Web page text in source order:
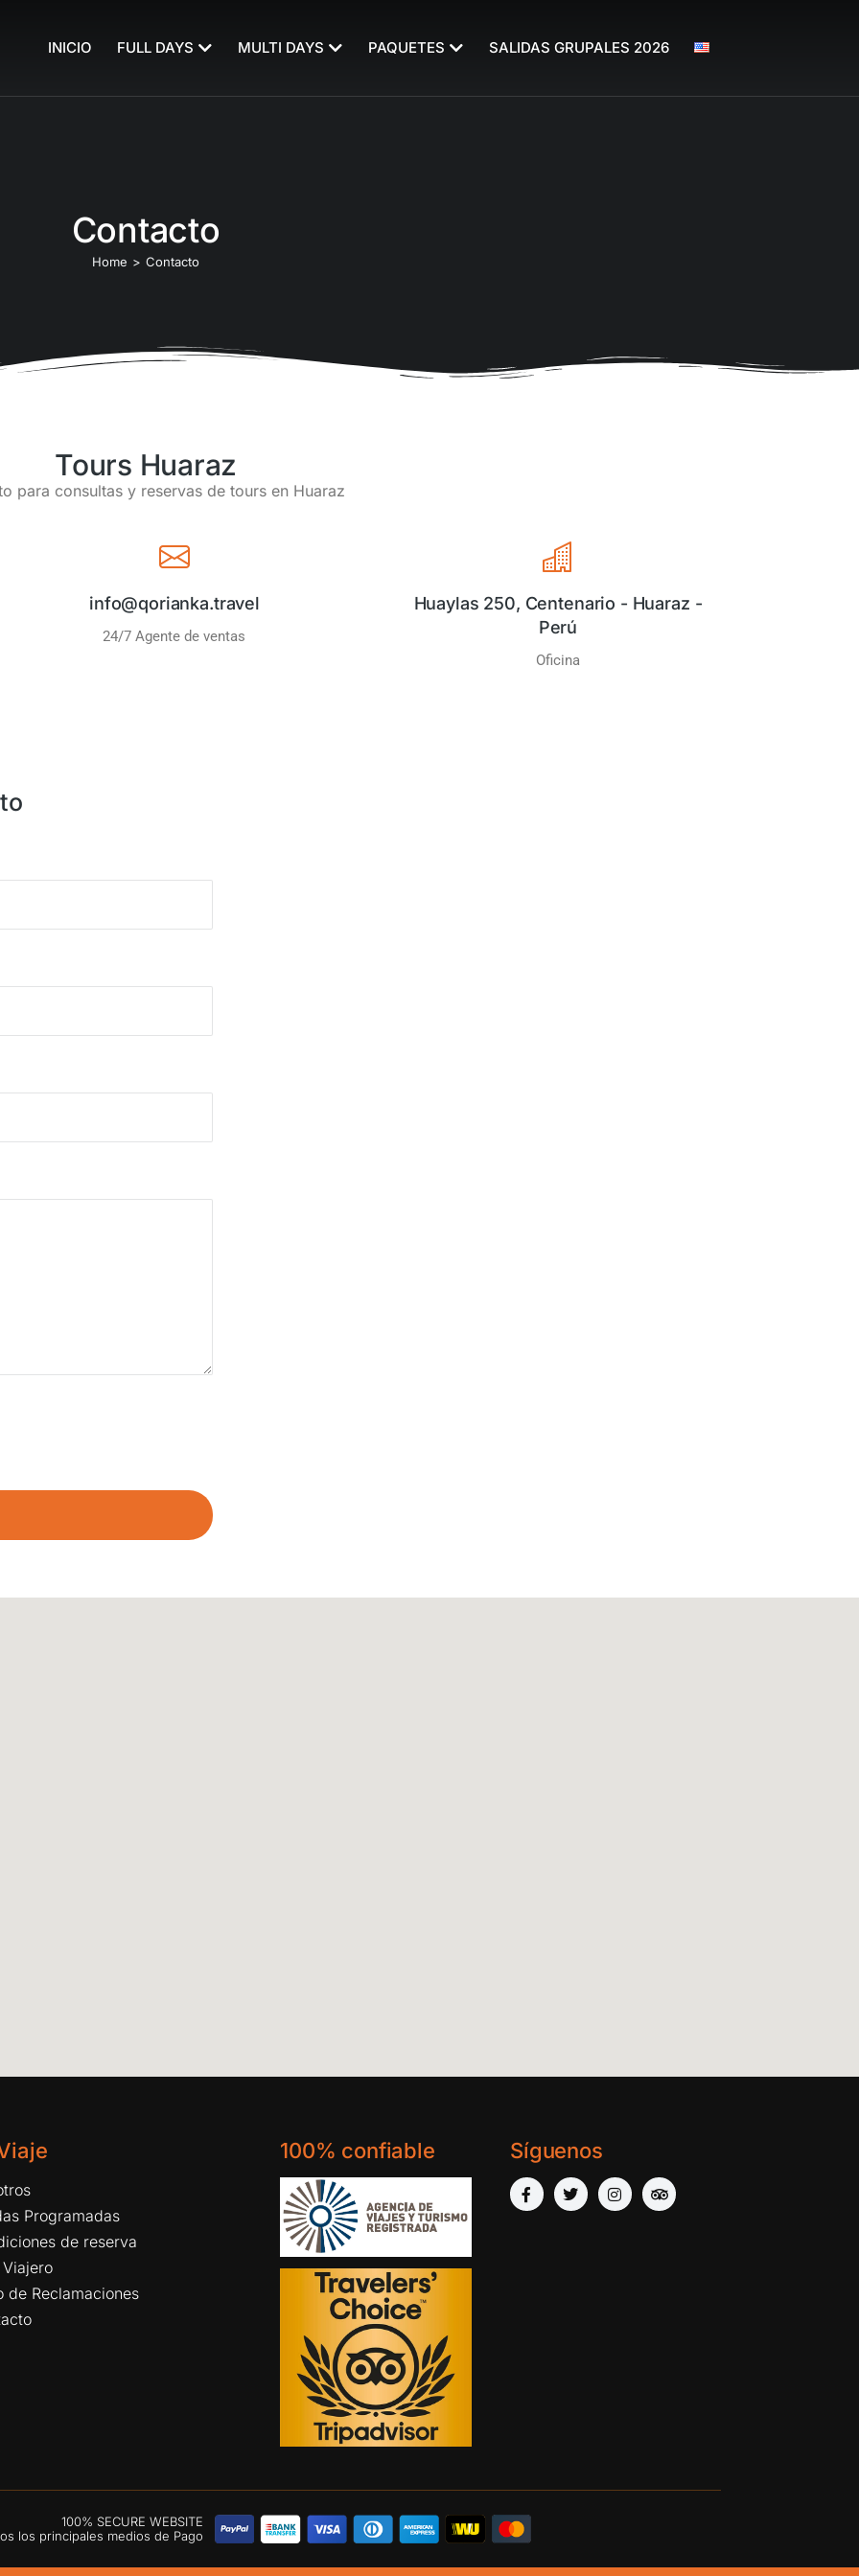
INICIO FULL DAYS MULTI DAYS PAQUETES SALIDAS GRUPALES 2026
Contacto
Home Contacto
Tours Huaraz
para consultas y reservas de tours en Huaraz
info@qorianka.travel
24/7 Agente de ventas
Huaylas 250, Centenario - Huaraz -
Perú
Oficina
Programadas
de reserva
de Reclamaciones
100% confiable Síguenos
100% SECURE WEBSITE
los principales medios de Pago